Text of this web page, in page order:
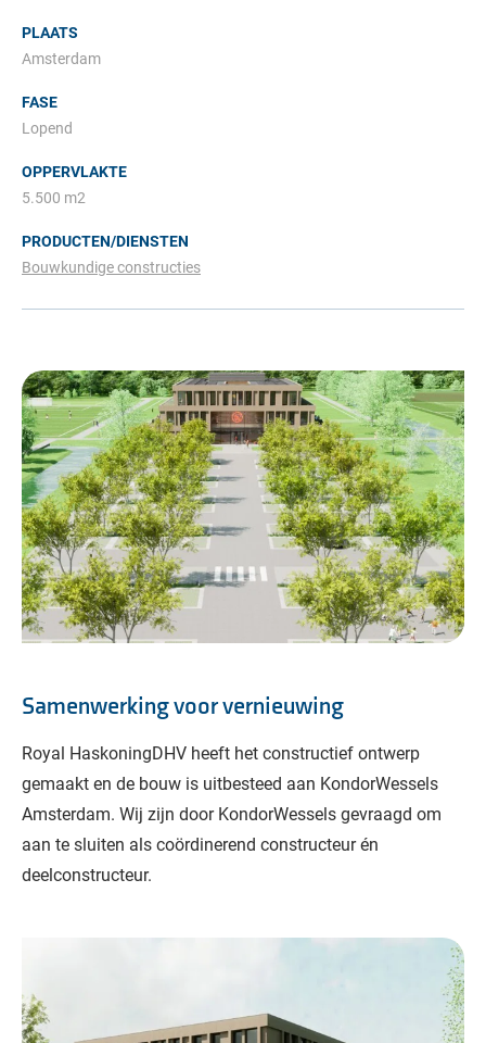
PLAATS
Amsterdam
FASE
Lopend
OPPERVLAKTE
5.500 m2
PRODUCTEN/DIENSTEN
Bouwkundige constructies
Samenwerking voor vernieuwing
Royal HaskoningDHV heeft het constructief ontwerp
gemaakt en de bouw is uitbesteed aan KondorWessels
Amsterdam. Wij zijn door KondorWessels gevraagd om
aan te sluiten als coördinerend constructeur én
deelconstructeur.